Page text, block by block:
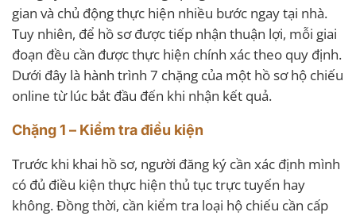
gian và chủ động thực hiện nhiều bước ngay tại nhà.
Tuy nhiên, để hồ sơ được tiếp nhận thuận lợi, mỗi giai
đoạn đều cần được thực hiện chính xác theo quy định.
Dưới đây là hành trình 7 chặng của một hồ sơ hộ chiếu
online từ lúc bắt đầu đến khi nhận kết quả.
Chặng 1 – Kiểm tra điều kiện
Trước khi khai hồ sơ, người đăng ký cần xác định mình
có đủ điều kiện thực hiện thủ tục trực tuyến hay
không. Đồng thời, cần kiểm tra loại hộ chiếu cần cấp